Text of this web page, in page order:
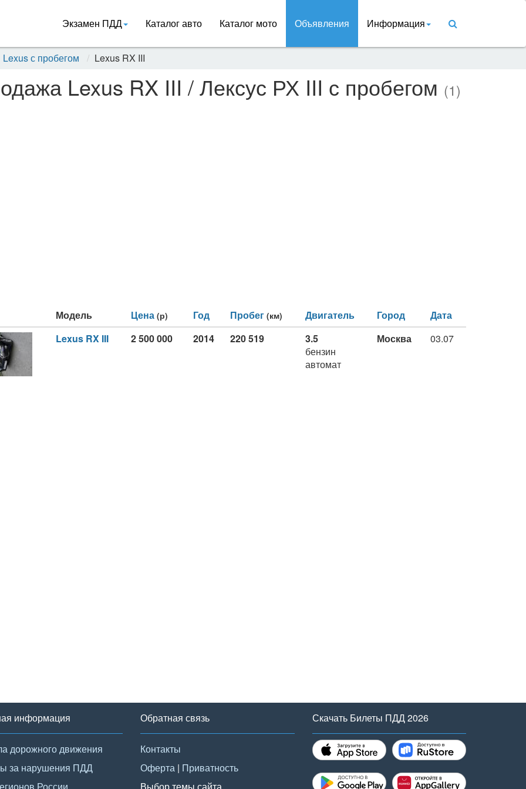
Экзамен ПДД Каталог авто Каталог мото Объявления Информация
Lexus с пробегом Lexus RX III
Lexus RX III / Лексус РХ III с пробегом (1)
Модель Цена (р) Год Пробег (км) Двигатель Город
Дата
Lexus RX III
2 500 000 2014 220 519
3.5
бензин
автомат
Москва 03.07
информация
дорожного движения
за нарушения ПДД
Обратная связь
Контакты
Оферта | Приватность
Скачать Билеты ПДД 2026